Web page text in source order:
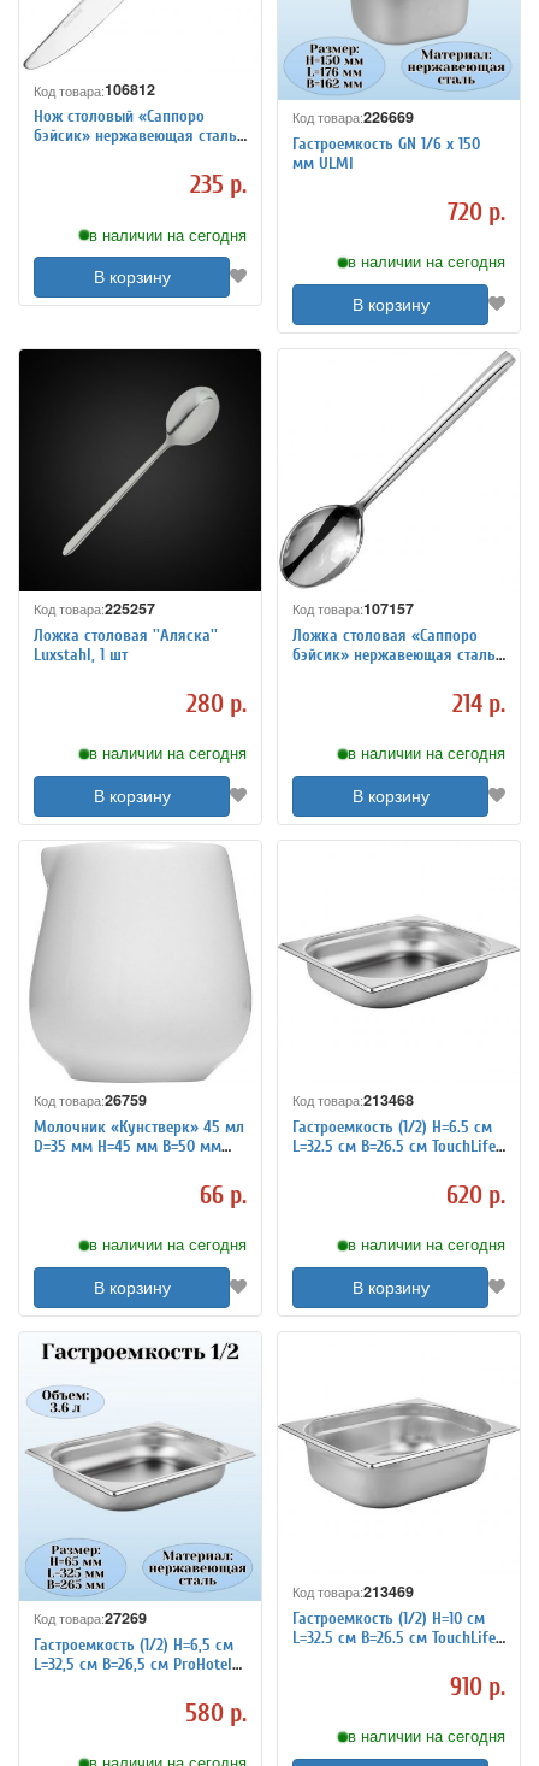
Код товара:106812
Нож столовый «Саппоро
бэйсик» нержавеющая сталь
235 р.
в наличии на сегодня
В корзину
Код товара:226669
Гастроемкость GN 1/6 х 150
мм ULMI
720 р.
в наличии на сегодня
В корзину
Код товара:225257
Ложка столовая ''Аляска''
Luxstahl, 1 шт
280 р.
в наличии на сегодня
В корзину
Код товара:107157
Ложка столовая «Саппоро
бэйсик» нержавеющая сталь
214 р.
в наличии на сегодня
В корзину
Код товара:26759
Молочник «Кунстверк» 45 мл
D=35 мм H=45 мм B=50 мм
66 р.
в наличии на сегодня
В корзину
Код товара:213468
Гастроемкость (1/2) H=6.5 см
L=32.5 см B=26.5 см TouchLife
620 р.
в наличии на сегодня
В корзину
Код товара:27269
Гастроемкость (1/2) H=6,5 см
L=32,5 см B=26,5 см ProHotel
580 р.
Код товара:213469
Гастроемкость (1/2) H=10 см
L=32.5 см B=26.5 см TouchLife
910 р.
в наличии на сегодня